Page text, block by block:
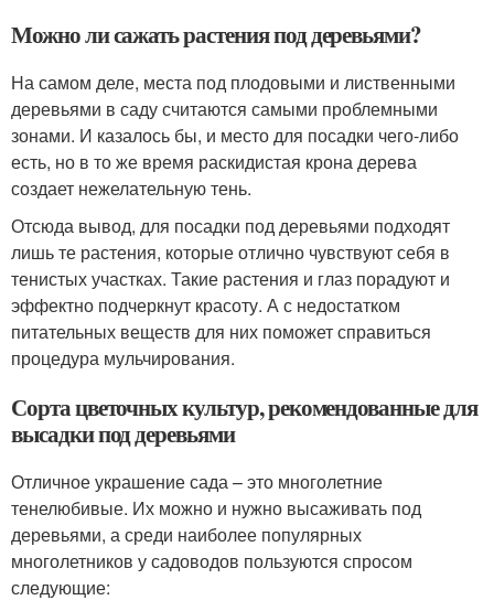
Можно ли сажать растения под деревьями?
На самом деле, места под плодовыми и лиственными
деревьями в саду считаются самыми проблемными
зонами. И казалось бы, и место для посадки чего-либо
есть, но в то же время раскидистая крона дерева
создает нежелательную тень.
Отсюда вывод, для посадки под деревьями подходят
лишь те растения, которые отлично чувствуют себя в
тенистых участках. Такие растения и глаз порадуют и
эффектно подчеркнут красоту. А с недостатком
питательных веществ для них поможет справиться
процедура мульчирования.
Сорта цветочных культур, рекомендованные для
высадки под деревьями
Отличное украшение сада – это многолетние
тенелюбивые. Их можно и нужно высаживать под
деревьями, а среди наиболее популярных
многолетников у садоводов пользуются спросом
следующие: